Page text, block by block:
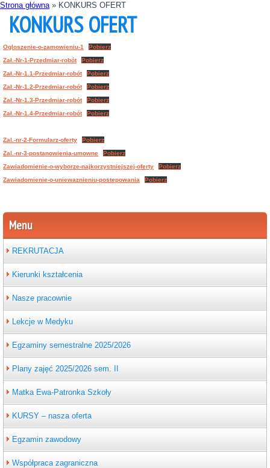
Menu
REKRUTACJA
Kierunki kształcenia
Nasze pracownie
Lekcje w Medyku
Egzaminy semestralne 2025/2026
Plany zajęć 2025/2026 sem. II
Matka Ewa-Patronka Szkoły
KURSY – nasza oferta
Egzamin zawodowy
Współpraca zagraniczna
Strona główna» KONKURS OFERT
KONKURS OFERT
Ogloszenie-o-zamowieniu-1
Pobierz
Zał.-Nr-1-Przedmiar-robót
Pobierz
Zał.-Nr-1.1-Przedmiar-robót
Pobierz
Zał.-Nr-1.2-Przedmiar-robót
Pobierz
Zał.-Nr-1.3-Przedmiar-robót
Pobierz
Zał.-Nr-1.4-Przedmiar-robót
Pobierz
Zal.-nr-2-Formularz-oferty
Pobierz
Zal.-nr-3-postanowienia-umowne
Pobierz
Zawiadomienie-o-wyborze-najkorzystniejszej-oferty
Pobierz
Zawiadomienie-o-uniewaznieniu-postepowania
Pobierz